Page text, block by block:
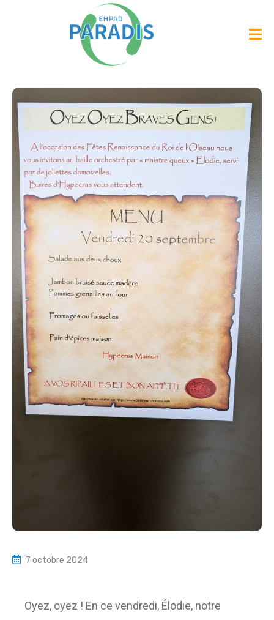
7 octobre 2024
Oyez, oyez ! En ce vendredi, Élodie, notre